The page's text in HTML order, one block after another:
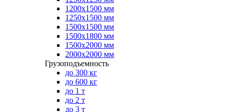
1200х1500 мм
1250х1500 мм
1500х1500 мм
1500х1800 мм
1500х2000 мм
2000х2000 мм
Грузоподъемность
до 300 кг
до 600 кг
до 1 т
до 2 т
до 3 т